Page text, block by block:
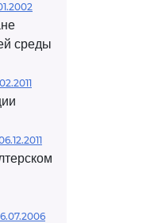
среды